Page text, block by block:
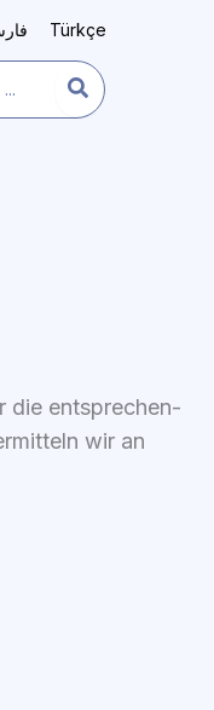
Türkçe
die ent­spre­chen­
wir an